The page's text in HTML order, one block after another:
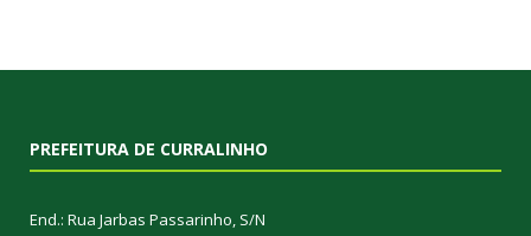
PREFEITURA DE CURRALINHO
End.: Rua Jarbas Passarinho, S/N